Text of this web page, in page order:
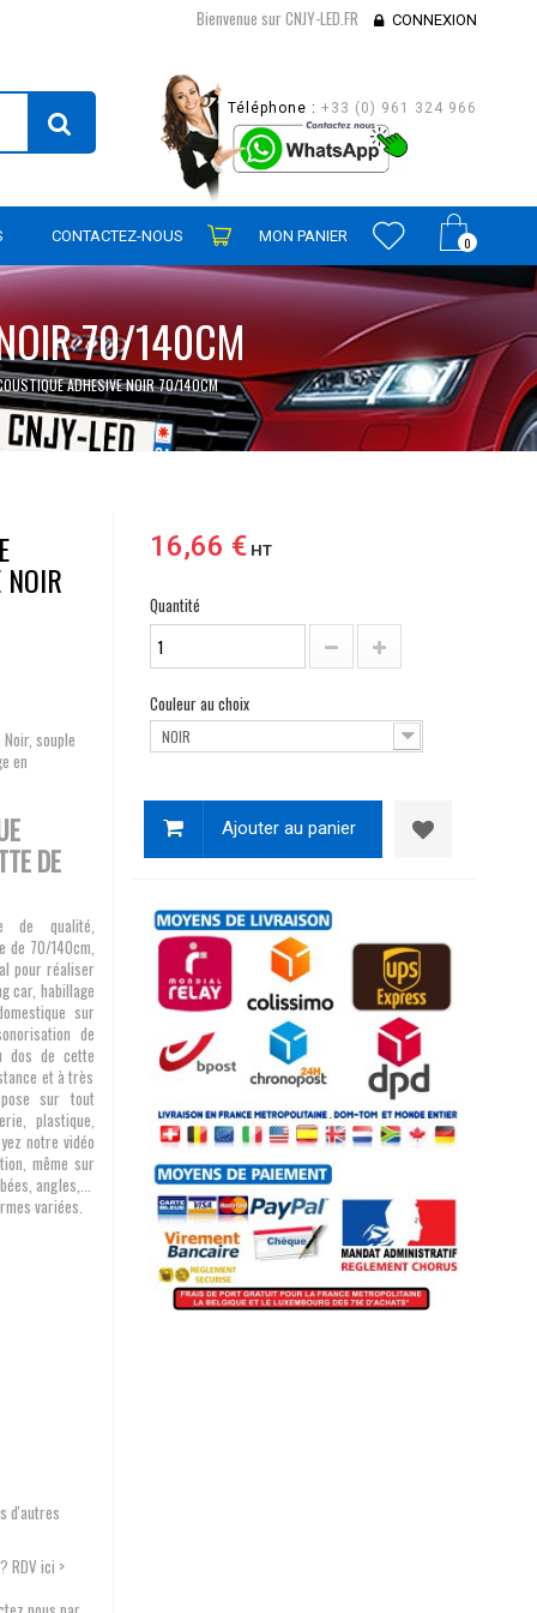
Bienvenue sur CNJY-LED.FR CONNEXION
Téléphone : +33 (0) 961 324 966
0
CONTACTEZ-NOUS MON PANIER
70/140CM
ADHESIVE NOIR 70/140CM
souple
en
DE
de qualité,
de 70/140cm,
pour réaliser
car, habillage
sur
de
dos de cette
et à très
sur tout
plastique,
notre vidéo
même sur
angles,...
variées.
d'autres
RDV ici >
16,66 €HT
Quantité
Couleur au choix
NOIR
Ajouter au panier